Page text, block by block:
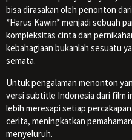
bisa dirasakan oleh penonton
*Harus Kawin* menjadi sebuah
kompleksitas cinta dan
kebahagiaan bukanlah sesuatu
semata.
Untuk pengalaman menonton
versi subtitle Indonesia dari film
lebih meresapi setiap
cerita, meningkatkan
menyeluruh.